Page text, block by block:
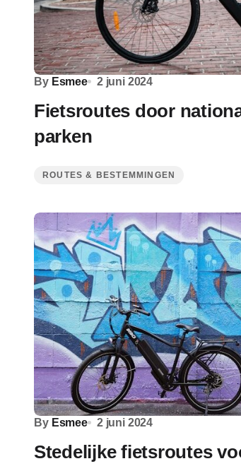
By Esmee 2 juni 2024
Fietsroutes door
parken
ROUTES & BESTEMMINGEN
By Esmee 2 juni 2024
Stedelijke fietsroutes